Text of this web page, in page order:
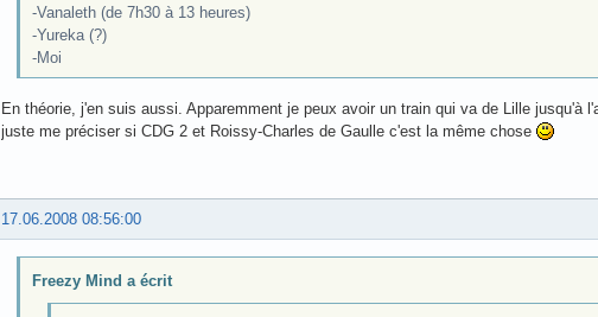
-Vanaleth (de 7h30 à 13 heures)
-Yureka (?)
-Moi
En théorie, j'en suis aussi. Apparemment je peux avoir un train qui va de Lille jusqu'à
juste me préciser si CDG 2 et Roissy-Charles de Gaulle c'est la même chose
17.06.2008 08:56:00
Freezy Mind a écrit